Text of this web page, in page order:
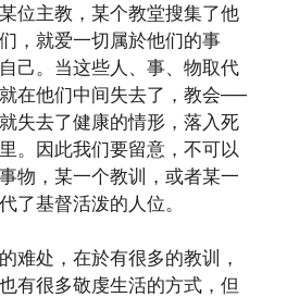
位主教，某个教堂搜集了他
，就爱一切属於他们的事
己。当这些人、事、物取代
在他们中间失去了，教会──
失去了健康的情形，落入死
。因此我们要留意，不可以
物，某一个教训，或者某一
了基督活泼的人位。
处，在於有很多的教训，
有很多敬虔生活的方式，但